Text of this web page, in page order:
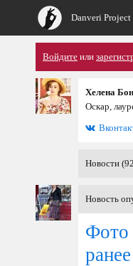
Danveri Project
Войдите или
Хелена
Оскар,
Новости
Новость
Фото
ранее